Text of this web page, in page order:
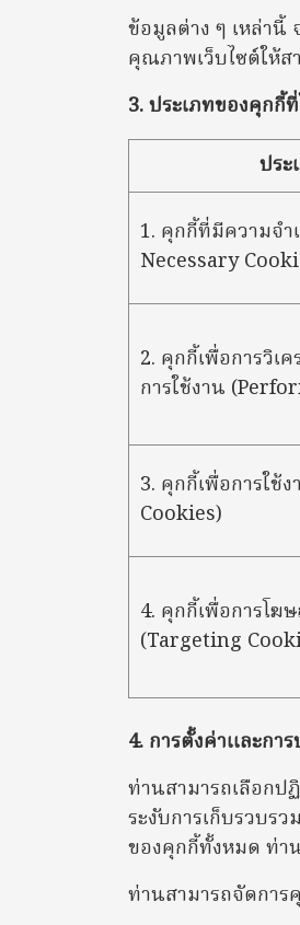
ข้อมูลต่าง ๆ เหล่านี้
คุณภาพเว็บไซต์ให้ส
3. ประเภทของคุกกี้
ประ
1. คุกกี้ที่มีความจ
Necessary
2. คุกกี้เพื่อการวิเ
การใช้งาน
3. คุกกี้เพื่อการใช้
Cookies)
4. คุกกี้เพื่อการโฆ
(Targeting
4. การตั้งค่าและกา
ท่านสามารถเลือกป
ระงับการเก็บรวบร
ของคุกกี้ทั้งหมด ท่า
ท่านสามารถจัดการ